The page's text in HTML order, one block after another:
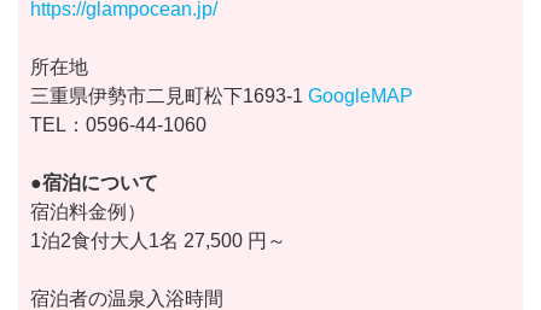
https://glampocean.jp/
所在地
三重県伊勢市二見町松下1693-1 GoogleMAP
TEL：0596-44-1060
●宿泊について
宿泊料金例）
1泊2食付大人1名 27,500 円～
宿泊者の温泉入浴時間